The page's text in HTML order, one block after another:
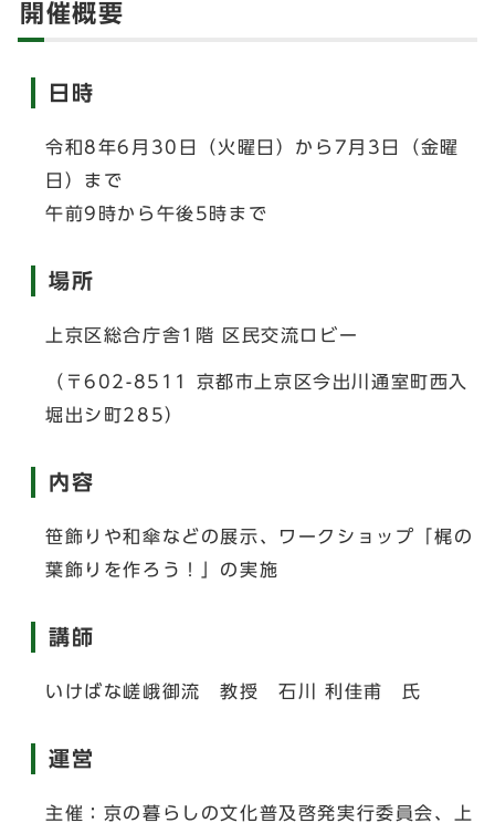
開催概要
日時
令和8年6月30日（火曜日）から7月3日（金曜
日）まで
午前9時から午後5時まで
場所
上京区総合庁舎1階 区民交流ロビー
（〒602-8511 京都市上京区今出川通室町西入
堀出シ町285）
内容
笹飾りや和傘などの展示、ワークショップ「梶の
葉飾りを作ろう！」の実施
講師
いけばな嵯峨御流 教授 石川 利佳甫 氏
運営
主催：京の暮らしの文化普及啓発実行委員会、上